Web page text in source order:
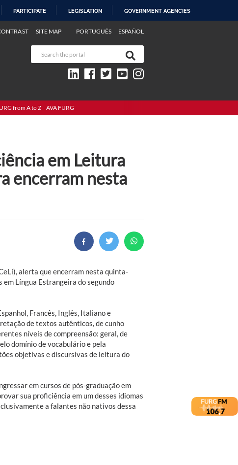
PARTICIPATE LEGISLATION GOVERNMENT AGENCIES
PORTUGUÊS ESPAÑOL
SITE MAP
from A to Z AVA FURG
em Leitura
encerram nesta
alerta que encerram nesta quinta-
Língua Estrangeira do segundo
Francês, Inglês, Italiano e
de textos autênticos, de cunho
níveis de compreensão: geral, de
domínio de vocabulário e pela
objetivas e discursivas de leitura do
em cursos de pós-graduação em
sua proficiência em um desses idiomas
a falantes não nativos dessa